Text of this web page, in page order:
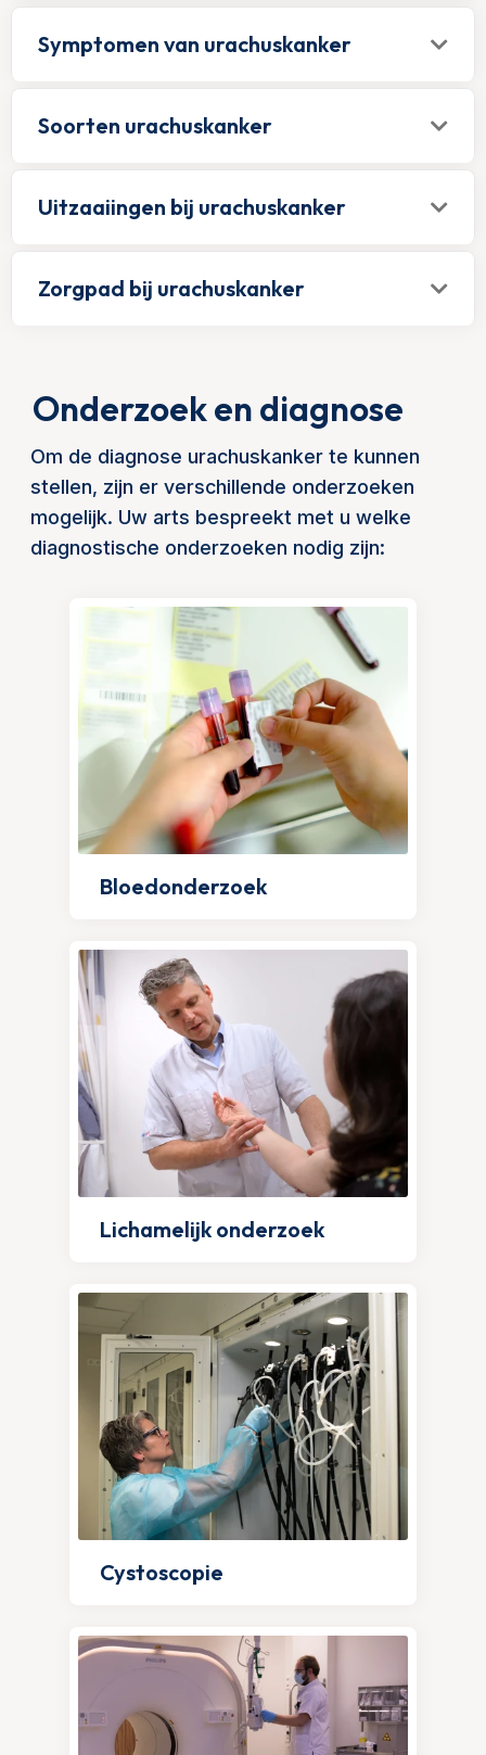
Symptomen van urachuskanker
Soorten urachuskanker
Uitzaaiingen bij urachuskanker
Zorgpad bij urachuskanker
Onderzoek en diagnose
Om de diagnose urachuskanker te kunnen
stellen, zijn er verschillende onderzoeken
mogelijk. Uw arts bespreekt met u welke
diagnostische onderzoeken nodig zijn:
Bloedonderzoek
Lichamelijk onderzoek
Cystoscopie